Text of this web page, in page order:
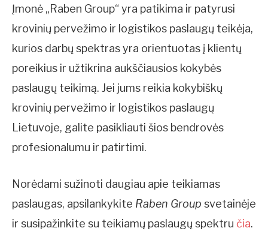
Įmonė „Raben Group“ yra patikima ir patyrusi
krovinių pervežimo ir logistikos paslaugų teikėja,
kurios darbų spektras yra orientuotas į klientų
poreikius ir užtikrina aukščiausios kokybės
paslaugų teikimą. Jei jums reikia kokybiškų
krovinių pervežimo ir logistikos paslaugų
Lietuvoje, galite pasikliauti šios bendrovės
profesionalumu ir patirtimi.
Norėdami sužinoti daugiau apie teikiamas
paslaugas, apsilankykite Raben Group svetainėje
ir susipažinkite su teikiamų paslaugų spektru čia.